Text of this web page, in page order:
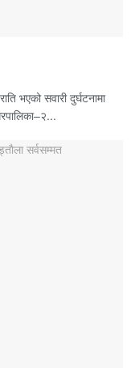
भएको सवारी दुर्घटनामा